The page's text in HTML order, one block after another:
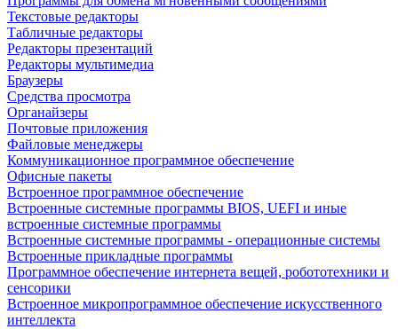
Текстовые редакторы
Табличные редакторы
Редакторы презентаций
Редакторы мультимедиа
Браузеры
Средства просмотра
Органайзеры
Почтовые приложения
Файловые менеджеры
Коммуникационное программное обеспечение
Офисные пакеты
Встроенное программное обеспечение
Встроенные системные программы BIOS, UEFI и иные
встроенные системные программы
Встроенные системные программы - операционные системы
Встроенные прикладные программы
Программное обеспечение интернета вещей, робототехники и
сенсорики
Встроенное микропрограммное обеспечение искусственного
интеллекта